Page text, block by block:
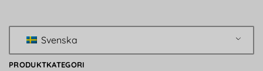
Svenska
PRODUKTKATEGORI